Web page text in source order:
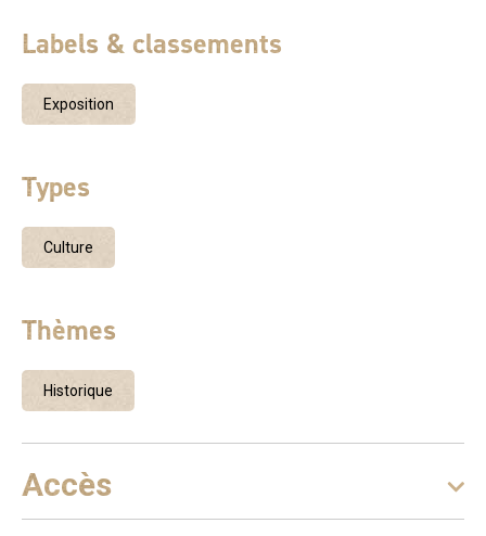
Labels & classements
Exposition
Types
Culture
Thèmes
Historique
Accès